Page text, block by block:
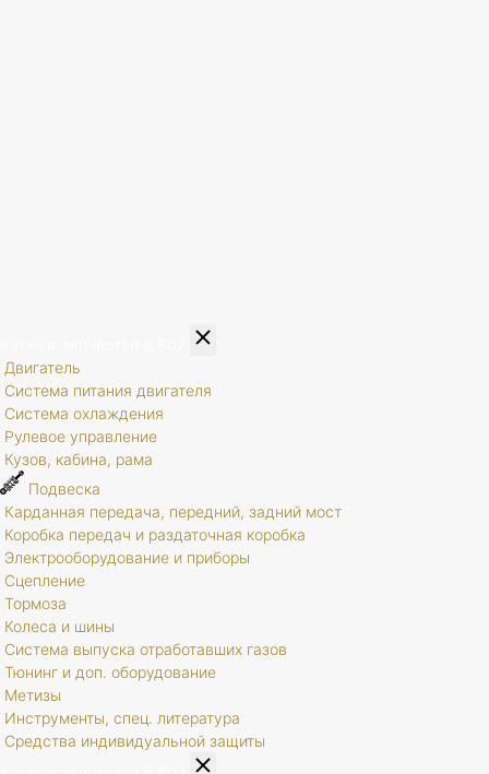
Двигатель
Система питания двигателя
Система охлаждения
Рулевое управление
Кузов, кабина, рама
Подвеска
Карданная передача, передний, задний мост
Коробка передач и раздаточная коробка
Электрооборудование и приборы
Сцепление
Тормоза
Колеса и шины
Система выпуска отработавших газов
Тюнинг и доп. оборудование
Метизы
Инструменты, спец. литература
Средства индивидуальной защиты